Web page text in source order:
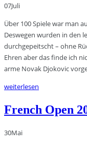
07Juli
Über 100 Spiele war man
Deswegen wurden in den
durchgepeitscht – ohne
Ehren aber das finde ich
arme Novak Djokovic
weiterlesen
French Open
30Mai